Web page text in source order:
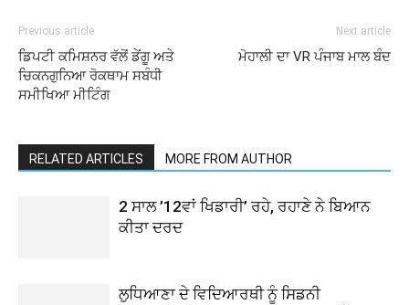
Previous article
ਡਿਪਟੀ ਕਮਿਸ਼ਨਰ ਵੱਲੋਂ ਡੇਂਗੂ ਅਤੇ
ਚਿਕਨਗੁਨਿਆ ਰੋਕਥਾਮ ਸਬੰਧੀ
ਸਮੀਖਿਆ ਮੀਟਿੰਗ
Next article
ਮੋਹਾਲੀ ਦਾ VR ਪੰਜਾਬ ਮਾਲ ਬੰਦ
RELATED ARTICLES MORE FROM AUTHOR
2 ਸਾਲ ’12ਵਾਂ ਖਿਡਾਰੀ’ ਰਹੇ, ਰਹਾਣੇ ਨੇ ਬਿਆਨ
ਕੀਤਾ ਦਰਦ
ਲੁਧਿਆਣਾ ਦੇ ਵਿਦਿਆਰਥੀ ਨੂੰ ਸਿਡਨੀ